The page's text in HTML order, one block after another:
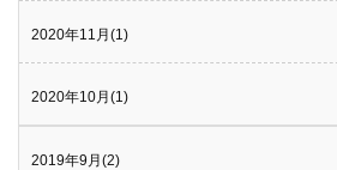
2020年11月(1)
2020年10月(1)
2019年9月(2)